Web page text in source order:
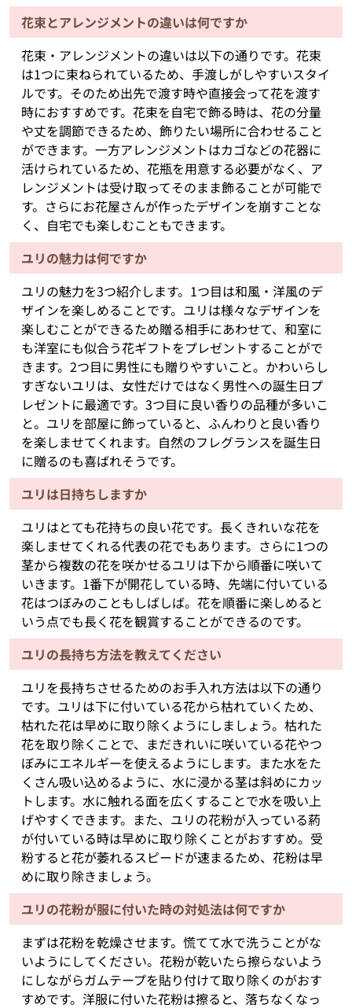
花束とアレンジメントの違いは何ですか
花束・アレンジメントの違いは以下の通りです。花束
は1つに束ねられているため、手渡しがしやすいスタイ
ルです。そのため出先で渡す時や直接会って花を渡す
時におすすめです。花束を自宅で飾る時は、花の分量
や丈を調節できるため、飾りたい場所に合わせること
ができます。一方アレンジメントはカゴなどの花器に
活けられているため、花瓶を用意する必要がなく、ア
レンジメントは受け取ってそのまま飾ることが可能で
す。さらにお花屋さんが作ったデザインを崩すことな
く、自宅でも楽しむこともできます。
ユリの魅力は何ですか
ユリの魅力を3つ紹介します。1つ目は和風・洋風のデ
ザインを楽しめることです。ユリは様々なデザインを
楽しむことができるため贈る相手にあわせて、和室に
も洋室にも似合う花ギフトをプレゼントすることがで
きます。2つ目に男性にも贈りやすいこと。かわいらし
すぎないユリは、女性だけではなく男性への誕生日プ
レゼントに最適です。3つ目に良い香りの品種が多いこ
と。ユリを部屋に飾っていると、ふんわりと良い香り
を楽しませてくれます。自然のフレグランスを誕生日
に贈るのも喜ばれそうです。
ユリは日持ちしますか
ユリはとても花持ちの良い花です。長くきれいな花を
楽しませてくれる代表の花でもあります。さらに1つの
茎から複数の花を咲かせるユリは下から順番に咲いて
いきます。1番下が開花している時、先端に付いている
花はつぼみのこともしばしば。花を順番に楽しめると
いう点でも長く花を観賞することができるのです。
ユリの長持ち方法を教えてください
ユリを長持ちさせるためのお手入れ方法は以下の通り
です。ユリは下に付いている花から枯れていくため、
枯れた花は早めに取り除くようにしましょう。枯れた
花を取り除くことで、まだきれいに咲いている花やつ
ぼみにエネルギーを使えるようにします。また水をた
くさん吸い込めるように、水に浸かる茎は斜めにカッ
トします。水に触れる面を広くすることで水を吸い上
げやすくできます。また、ユリの花粉が入っている葯
が付いている時は早めに取り除くことがおすすめ。受
粉すると花が萎れるスピードが速まるため、花粉は早
めに取り除きましょう。
ユリの花粉が服に付いた時の対処法は何ですか
まずは花粉を乾燥させます。慌てて水で洗うことがな
いようにしてください。花粉が乾いたら擦らないよう
にしながらガムテープを貼り付けて取り除くのがおす
すめです。洋服に付いた花粉は擦ると、落ちなくなっ